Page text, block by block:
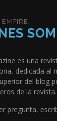
es una
dedicada al
del blog
de la revista.
pregunta,